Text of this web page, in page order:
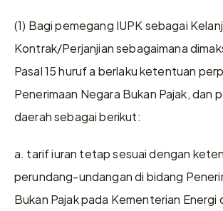
(1) Bagi pemegang IUPK sebagai
Kontrak/Perjanjian sebagaimana
Pasal 15 huruf a berlaku ketentuan
Penerimaan Negara Bukan Pajak, dan
daerah sebagai berikut:
a. tarif iuran tetap sesuai dengan
perundang-undangan di bidang
Bukan Pajak pada Kementerian Energi